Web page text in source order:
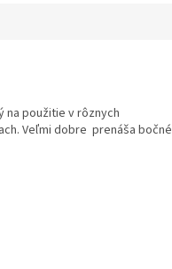
použitie v rôznych
Veľmi dobre prenáša bočné